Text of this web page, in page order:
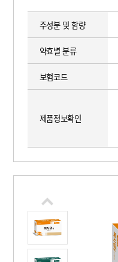
주성분 및 함량
약효별 분류
보험코드
제품정보확인